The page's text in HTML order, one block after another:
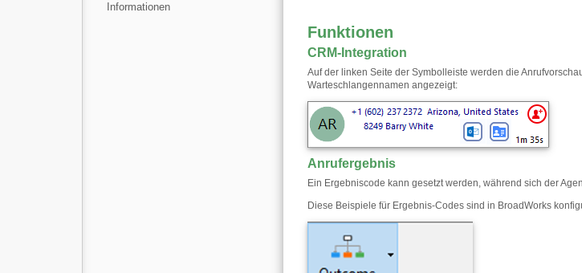
Informationen
Funktionen
CRM-Integration
Auf der linken Seite der Symbolleiste werden die
Warteschlangennamen angezeigt:
Anrufergebnis
Ein Ergebniscode kann gesetzt werden, während sich der
Diese Beispiele für Ergebnis-Codes sind in BroadWorks